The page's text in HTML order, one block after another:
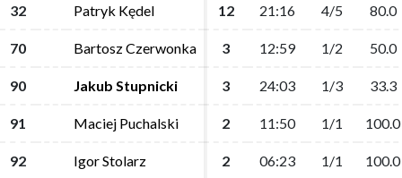
32 Patryk Kędel 12 21:16 4/5 80.0
70 Bartosz Czerwonka 3 12:59 1/2 50.0
90 Jakub Stupnicki 3 24:03 1/3 33.3
91 Maciej Puchalski 2 11:50 1/1 100.0
92 Igor Stolarz 2 06:23 1/1 100.0
32 Patryk Kędel 12 21:16 4/5 80.0
70 Bartosz Czerwonka 3 12:59 1/2 50.0
90 Jakub Stupnicki 3 24:03 1/3 33.3
91 Maciej Puchalski 2 11:50 1/1 100.0
92 Igor Stolarz 2 06:23 1/1 100.0